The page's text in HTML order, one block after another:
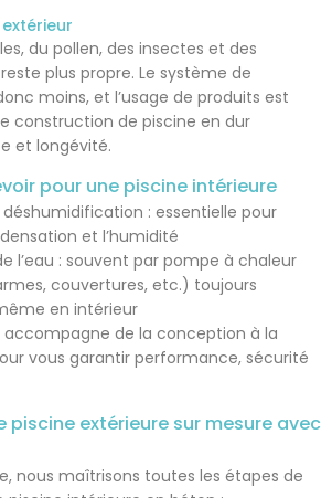
du pollen, des insectes et des
plus propre. Le système de
moins, et l’usage de produits est
construction de piscine en dur
et longévité.
pour une piscine intérieure
: essentielle pour
et l’humidité
l’eau : souvent par pompe à chaleur
couvertures, etc.) toujours
en intérieur
accompagne de la conception à la
vous garantir performance, sécurité
piscine extérieure sur mesure avec
nous maîtrisons toutes les étapes de